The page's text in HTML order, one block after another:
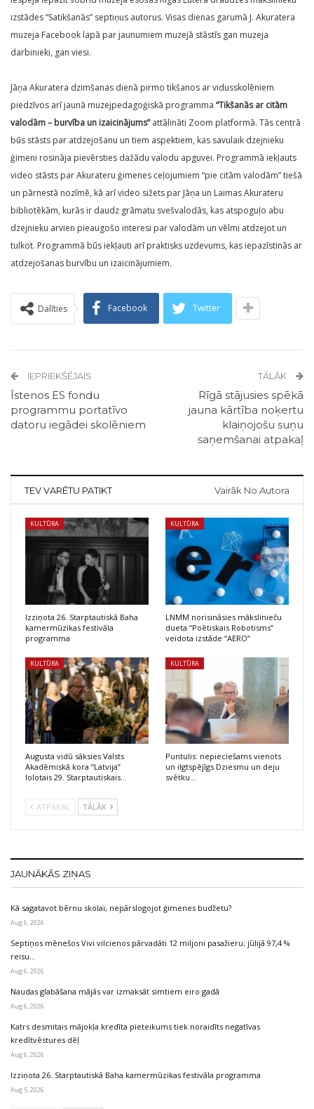
izstādes “Satikšanās” septiņus autorus. Visas dienas garumā J. Akuratera
muzeja Facebook lapā par jaunumiem muzejā stāstīs gan muzeja
darbinieki, gan viesi.
Jāņa Akuratera dzimšanas dienā pirmo tikšanos ar vidusskolēniem
piedzīvos arī jaunā muzejpedagoģiskā programma “Tikšanās ar citām
valodām – burvība un izaicinājums”attālināti Zoom platformā. Tās centrā
būs stāsts par atdzejošanu un tiem aspektiem, kas savulaik dzejnieku
ģimeni rosināja pievērsties dažādu valodu apguvei. Programmā iekļauts
video stāsts par Akurateru ģimenes ceļojumiem “pie citām valodām” tiešā
un pārnestā nozīmē, kā arī video sižets par Jāņa un Laimas Akurateru
bibliotēkām, kurās ir daudz grāmatu svešvalodās, kas atspoguļo abu
dzejnieku arvien pieaugošo interesi par valodām un vēlmi atdzejot un
tulkot. Programmā būs iekļauti arī praktisks uzdevums, kas iepazīstinās ar
atdzejošanas burvību un izaicinājumiem.
Dalīties Facebook Twitter
IEPRIEKŠĒJAIS
Īstenos ES fondu
programmu portatīvo
datoru iegādei skolēniem
TĀLĀK
Rīgā stājusies spēkā
jauna kārtība noķertu
klaiņojošu suņu
saņemšanai atpakaļ
TEV VARĒTU PATIKT Vairāk No Autora
KULTŪRA
Izziņota 26. Starptautiskā Baha
kamermūzikas festivāla
programma
KULTŪRA
LNMM norisināsies mākslinieču
dueta “Poētiskais Robotisms”
veidota izstāde “AERO”
KULTŪRA
Augusta vidū sāksies Valsts
Akadēmiskā kora “Latvija”
lolotais 29. Starptautiskais…
KULTŪRA
Puntulis: nepieciešams vienots
un ilgtspējīgs Dziesmu un deju
svētku…
ATPAKAĻ TĀLĀK
JAUNĀKĀS ZIŅAS
Kā sagatavot bērnu skolai, nepārslogojot ģimenes budžetu?
Aug 6, 2026
Septiņos mēnešos Vivi vilcienos pārvadāti 12 miljoni pasažieru; jūlijā 97,4 %
reisu…
Aug 6, 2026
Naudas glabāšana mājās var izmaksāt simtiem eiro gadā
Aug 6, 2026
Katrs desmitais mājokļa kredīta pieteikums tiek noraidīts negatīvas
kredītvēstures dēļ
Aug 6, 2026
Izziņota 26. Starptautiskā Baha kamermūzikas festivāla programma
Aug 5, 2026